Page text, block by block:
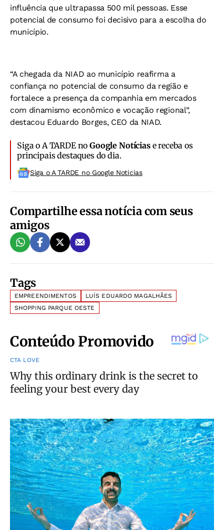
influência que ultrapassa 500 mil pessoas. Esse
potencial de consumo foi decisivo para a escolha do
município.
“A chegada da NIAD ao município reafirma a
confiança no potencial de consumo da região e
fortalece a presença da companhia em mercados
com dinamismo econômico e vocação regional”,
destacou Eduardo Borges, CEO da NIAD.
Siga o A TARDE noGoogle Notíciase receba os
principais destaques do dia.
Siga o A TARDE no Google Noticias
Compartilhe essa notícia com seus
amigos
Tags
EMPREENDIMENTOS
LUÍS EDUARDO MAGALHÃES
SHOPPING PARQUE OESTE